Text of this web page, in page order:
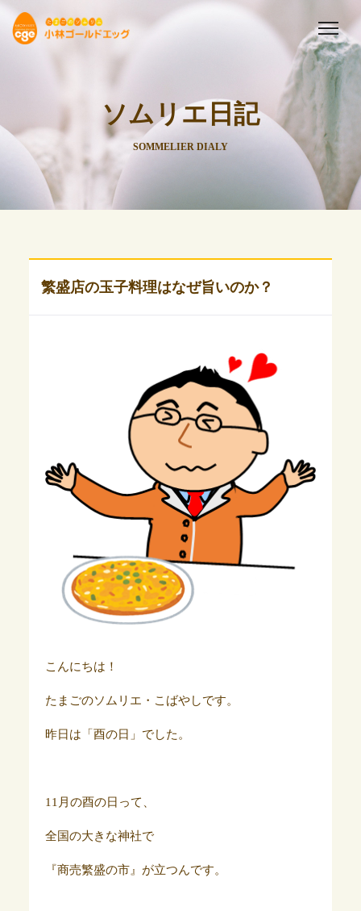
ソムリエ日記
SOMMELIER DIALY
繁盛店の玉子料理はなぜ旨いのか？
こんにちは！
たまごのソムリエ・こばやしです。
昨日は「酉の日」でした。
11月の酉の日って、
全国の大きな神社で
『商売繁盛の市』が立つんです。